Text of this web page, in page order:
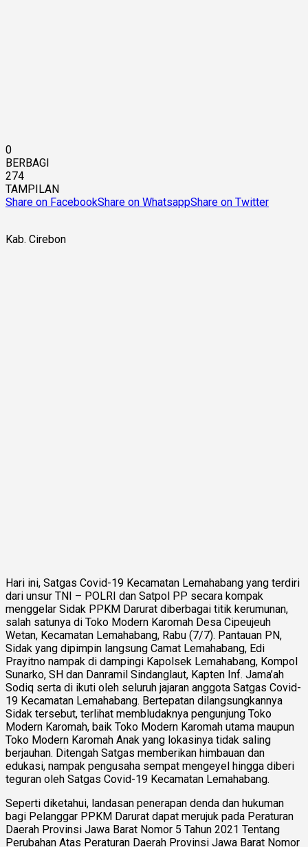
0
BERBAGI
274
TAMPILAN
Share on FacebookShare on WhatsappShare on Twitter
Kab. Cirebon
Hari ini, Satgas Covid-19 Kecamatan Lemahabang yang terdiri
dari unsur TNI – POLRI dan Satpol PP secara kompak
menggelar Sidak PPKM Darurat diberbagai titik kerumunan,
salah satunya di Toko Modern Karomah Desa Cipeujeuh
Wetan, Kecamatan Lemahabang, Rabu (7/7). Pantauan PN,
Sidak yang dipimpin langsung Camat Lemahabang, Edi
Prayitno nampak di dampingi Kapolsek Lemahabang, Kompol
Sunarko, SH dan Danramil Sindanglaut, Kapten Inf. Jama’ah
Sodiq serta di ikuti oleh seluruh jajaran anggota Satgas Covid-
19 Kecamatan Lemahabang. Bertepatan dilangsungkannya
Sidak tersebut, terlihat membludaknya pengunjung Toko
Modern Karomah, baik Toko Modern Karomah utama maupun
Toko Modern Karomah Anak yang lokasinya tidak saling
berjauhan. Ditengah Satgas memberikan himbauan dan
edukasi, nampak pengusaha sempat mengeyel hingga diberi
teguran oleh Satgas Covid-19 Kecamatan Lemahabang.
Seperti diketahui, landasan penerapan denda dan hukuman
bagi Pelanggar PPKM Darurat dapat merujuk pada Peraturan
Daerah Provinsi Jawa Barat Nomor 5 Tahun 2021 Tentang
Perubahan Atas Peraturan Daerah Provinsi Jawa Barat Nomor